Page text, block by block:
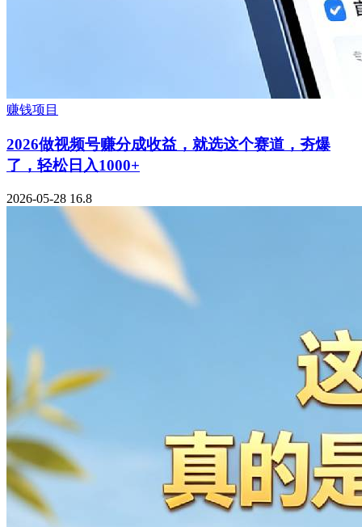
赚钱项目
2026做视频号赚分成收益，就选这个赛道，夯爆
了，轻松日入1000+
2026-05-28 16.8